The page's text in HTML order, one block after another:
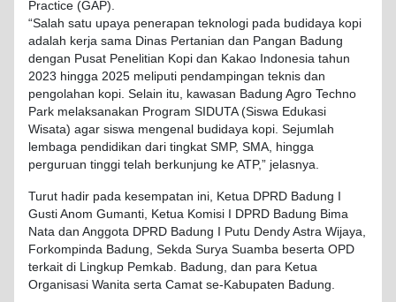
Practice (GAP).
“Salah satu upaya penerapan teknologi pada budidaya kopi
adalah kerja sama Dinas Pertanian dan Pangan Badung
dengan Pusat Penelitian Kopi dan Kakao Indonesia tahun
2023 hingga 2025 meliputi pendampingan teknis dan
pengolahan kopi. Selain itu, kawasan Badung Agro Techno
Park melaksanakan Program SIDUTA (Siswa Edukasi
Wisata) agar siswa mengenal budidaya kopi. Sejumlah
lembaga pendidikan dari tingkat SMP, SMA, hingga
perguruan tinggi telah berkunjung ke ATP,” jelasnya.
Turut hadir pada kesempatan ini, Ketua DPRD Badung I
Gusti Anom Gumanti, Ketua Komisi I DPRD Badung Bima
Nata dan Anggota DPRD Badung I Putu Dendy Astra Wijaya,
Forkompinda Badung, Sekda Surya Suamba beserta OPD
terkait di Lingkup Pemkab. Badung, dan para Ketua
Organisasi Wanita serta Camat se-Kabupaten Badung.